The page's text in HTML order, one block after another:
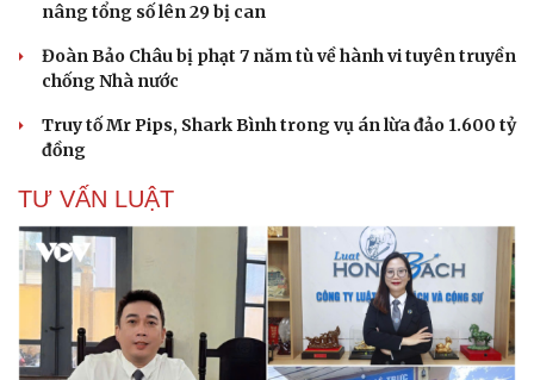
nâng tổng số lên 29 bị can
Đoàn Bảo Châu bị phạt 7 năm tù về hành vi tuyên truyền
chống Nhà nước
Truy tố Mr Pips, Shark Bình trong vụ án lừa đảo 1.600 tỷ
đồng
TƯ VẤN LUẬT